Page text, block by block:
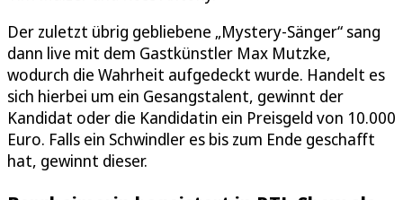
Der zuletzt übrig gebliebene „Mystery-Sänger“ sang
dann live mit dem Gastkünstler Max Mutzke,
wodurch die Wahrheit aufgedeckt wurde. Handelt es
sich hierbei um ein Gesangstalent, gewinnt der
Kandidat oder die Kandidatin ein Preisgeld von 10.000
Euro. Falls ein Schwindler es bis zum Ende geschafft
hat, gewinnt dieser.